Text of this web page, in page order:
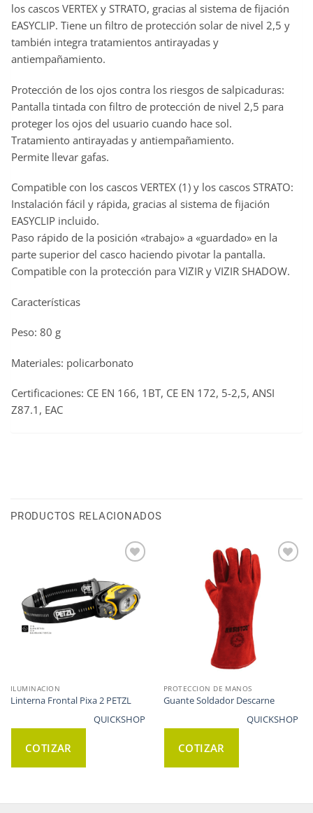
los cascos VERTEX y STRATO, gracias al sistema de fijación
EASYCLIP. Tiene un filtro de protección solar de nivel 2,5 y
también integra tratamientos antirayadas y
antiempañamiento.
Protección de los ojos contra los riesgos de salpicaduras:
Pantalla tintada con filtro de protección de nivel 2,5 para
proteger los ojos del usuario cuando hace sol.
Tratamiento antirayadas y antiempañamiento.
Permite llevar gafas.
Compatible con los cascos VERTEX (1) y los cascos STRATO:
Instalación fácil y rápida, gracias al sistema de fijación
EASYCLIP incluido.
Paso rápido de la posición «trabajo» a «guardado» en la
parte superior del casco haciendo pivotar la pantalla.
Compatible con la protección para VIZIR y VIZIR SHADOW.
Características
Peso: 80 g
Materiales: policarbonato
Certificaciones: CE EN 166, 1BT, CE EN 172, 5-2,5, ANSI
Z87.1, EAC
PRODUCTOS RELACIONADOS
ILUMINACION
Linterna Frontal Pixa 2 PETZL
COTIZAR
WISHLIST
PROTECCION DE MANOS
Guante Soldador Descarne
QUICKSHOP
COTIZAR
QUICKSHOP